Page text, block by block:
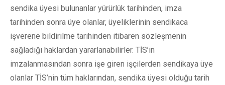
sendika üyesi bulunanlar yürürlük tarihinden, imza
tarihinden sonra üye olanlar, üyeliklerinin sendikaca
işverene bildirilme tarihinden itibaren sözleşmenin
sağladığı haklardan yararlanabilirler. TİS’in
imzalanmasından sonra işe giren işçilerden sendikaya üye
olanlar TİS’nin tüm haklarından, sendika üyesi olduğu tarih